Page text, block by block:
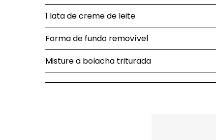
1 lata de creme de leite
Forma de fundo removível
Misture a bolacha triturada